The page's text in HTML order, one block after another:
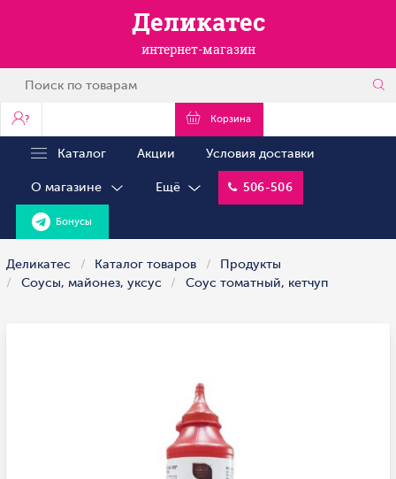
Деликатес
интернет-магазин
? Корзина
Каталог Акции Условия доставки
О магазине Ещё 506-506
Бонусы
Деликатес Каталог товаров
Продукты
Соусы, майонез, уксус
Соус томатный, кетчуп